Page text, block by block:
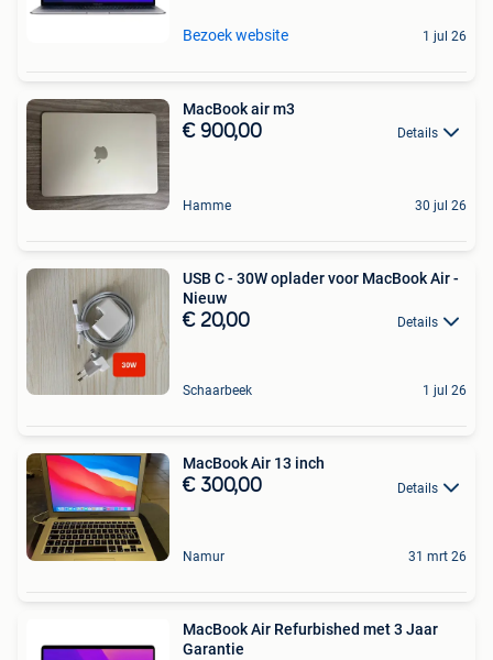
Bezoek website 1 jul 26
MacBook air m3
€ 900,00 Details
Hamme 30 jul 26
USB C - 30W oplader voor MacBook Air -
Nieuw
€ 20,00 Details
Schaarbeek 1 jul 26
MacBook Air 13 inch
€ 300,00 Details
Namur 31 mrt 26
MacBook Air Refurbished met 3 Jaar
Garantie